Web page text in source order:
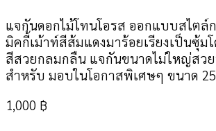
แจกันดอกไม้โทนโอรส ออกแบบสไตล์
มิคกี้เม้าท์สีส้มแดงมาร้อยเรียงเป็นซุ้ม
สีสวยกลมกลืน แจกันขนาดไม่ใหญ่สวย
สำหรับ มอบในโอกาสพิเศษๆ ขนาด
1,000 ฿